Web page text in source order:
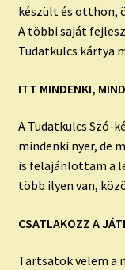
készült és otthon,
A többi saját
Tudatkulcs kártya
ITT MINDENKI,
A Tudatkulcs Szó-
mindenki nyer, de
is felajánlottam a
több ilyen van,
CSATLAKOZZ A
Tartsatok velem a